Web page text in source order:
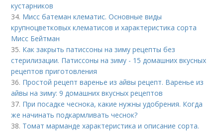
кустарников
34. Мисс батеман клематис. Основные виды
крупноцветковых клематисов и характеристика сорта
Мисс Бейтман
35. Как закрыть патиссоны на зиму рецепты без
стерилизации. Патиссоны на зиму - 15 домашних вкусных
рецептов приготовления
36. Простой рецепт варенье из айвы рецепт. Варенье из
айвы на зиму: 9 домашних вкусных рецептов
37. При посадке чеснока, какие нужны удобрения. Когда
же начинать подкармливать чеснок?
38. Томат марманде характеристика и описание сорта.